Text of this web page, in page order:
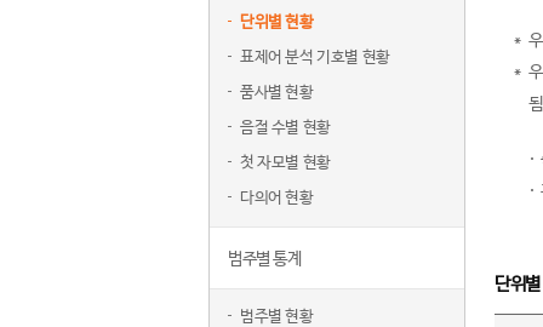
단위별 현황
표제어 분석 기호별 현황
품사별 현황
음절 수별 현황
첫 자모별 현황
다의어 현황
범주별 통계
범주별 현황
단위